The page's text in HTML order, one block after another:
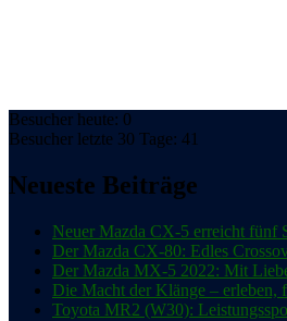
Besucher heute: 0
Besucher letzte 30 Tage: 41
Neueste Beiträge
Neuer Mazda CX-5 erreicht fünf
Der Mazda CX-80: Edles
Der Mazda MX-5 2022: Mit
Die Macht der Klänge – erleben,
Toyota MR2 (W30):